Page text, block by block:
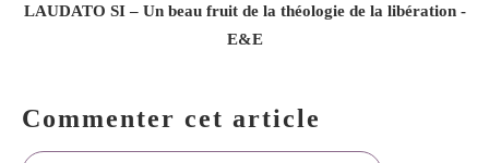
LAUDATO SI – Un beau fruit de la théologie de la libération -
E&E
Commenter cet article